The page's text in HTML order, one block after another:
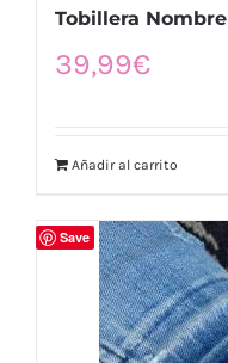
Tobillera Nombre
39,99€
Añadir al carrito
Save